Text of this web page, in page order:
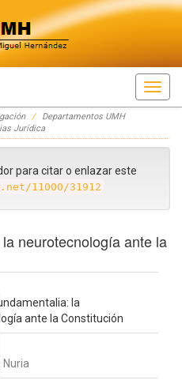
Departamentos UMH
Jurídica
para citar o enlazar este
11000/31912
neurotecnología ante la
la
ante la Constitución
Nuria